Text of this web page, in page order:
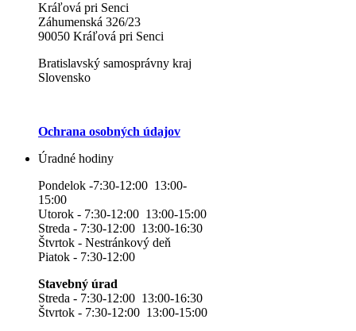
Kráľová pri Senci
Záhumenská 326/23
90050 Kráľová pri Senci
Bratislavský samosprávny kraj
Slovensko
Ochrana osobných údajov
Úradné hodiny
Pondelok -7:30-12:00 13:00-
15:00
Utorok - 7:30-12:00 13:00-15:00
Streda - 7:30-12:00 13:00-16:30
Štvrtok - Nestránkový deň
Piatok - 7:30-12:00
Stavebný úrad
Streda - 7:30-12:00 13:00-16:30
Štvrtok - 7:30-12:00 13:00-15:00